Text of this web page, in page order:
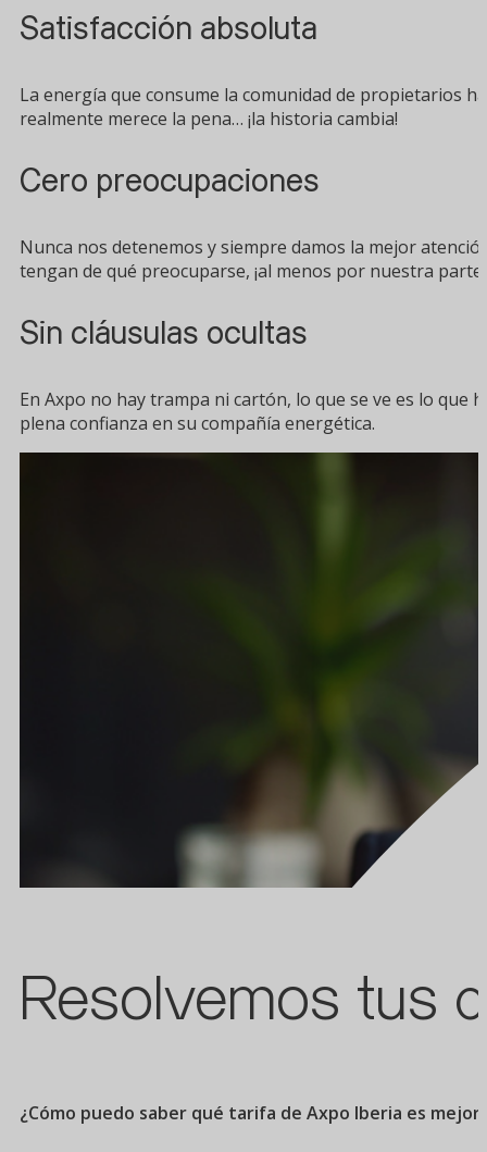
Satisfacción absoluta
La energía que consume la comunidad de propietarios
realmente merece la pena… ¡la historia cambia!
Cero preocupaciones
Nunca nos detenemos y siempre damos la mejor
tengan de qué preocuparse, ¡al menos por nuestra parte!
Sin cláusulas ocultas
En Axpo no hay trampa ni cartón, lo que se ve es lo que
plena confianza en su compañía energética.
Resolvemos tus
¿Cómo puedo saber qué tarifa de Axpo Iberia es mejor